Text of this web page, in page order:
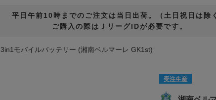
平日午前10時までのご注文は当日出荷。（土日祝日は除
ご購入の際はＪリーグIDが必要です。
3in1モバイルバッテリー (湘南ベルマーレ GK1st)
受注生産